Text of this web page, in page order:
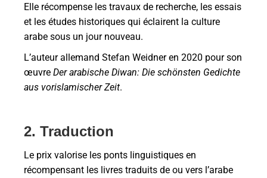
Elle récompense les travaux de recherche, les essais
et les études historiques qui éclairent la culture
arabe sous un jour nouveau.
L’auteur allemand Stefan Weidner en 2020 pour son
œuvre Der arabische Diwan: Die schönsten Gedichte
aus vorislamischer Zeit.
2. Traduction
Le prix valorise les ponts linguistiques en
récompensant les livres traduits de ou vers l’arabe